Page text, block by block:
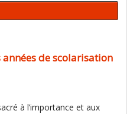
de scolarisation
à l’importance et aux